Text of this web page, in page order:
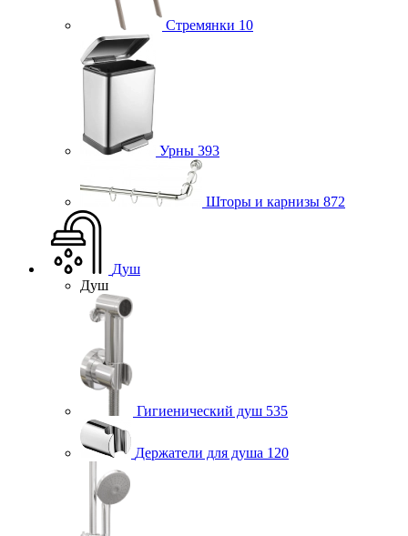
Стремянки 10
Урны 393
Шторы и карнизы 872
Душ
Душ
Гигиенический душ 535
Держатели для душа 120